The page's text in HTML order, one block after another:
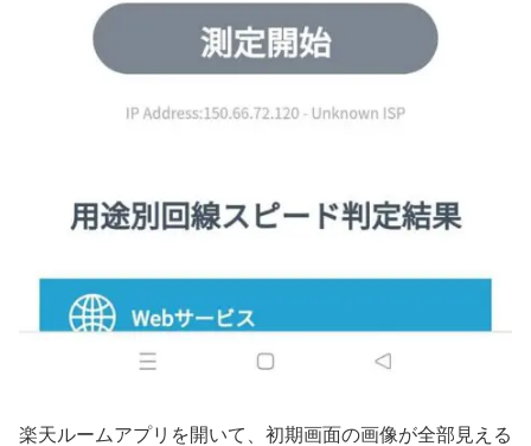
楽天ルームアプリを開いて、初期画面の画像が全部見える